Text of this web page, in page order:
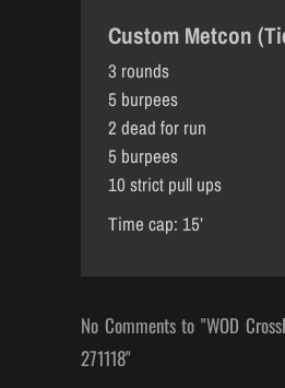
Custom Metcon
3 rounds
5 burpees
2 dead for run
5 burpees
10 strict pull ups
Time cap: 15’
No Comments to "WOD
271118"